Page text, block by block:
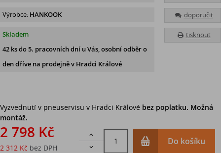
doporučit
tisknout
Výrobce: HANKOOK
Skladem
42 ksdo 5. pracovních dní u Vás, osobní odběr o
den dříve na prodejněv Hradci Králové
Vyzvednutí v pneuservisu v Hradci Králové bez poplatku. Možná
montáž.
2 798 Kč
2 312 Kč bez DPH


Do košíku